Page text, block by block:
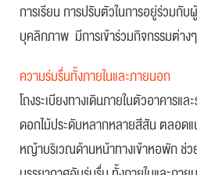
การเรียน การปรับตัวในการอยู่ร่วมกั
บุคลิกภาพ มีการเข้าร่วมกิจกรรมต่า
ความร่มรื่นทั้งภายในและภายนอก
โถงระเบียงทางเดินภายในตัวอาคารแ
ดอกไม้ประดับหลากหลายสีสัน ตลอดแ
หญ้าบริเวณด้านหน้าทางเข้าหอพัก ช่